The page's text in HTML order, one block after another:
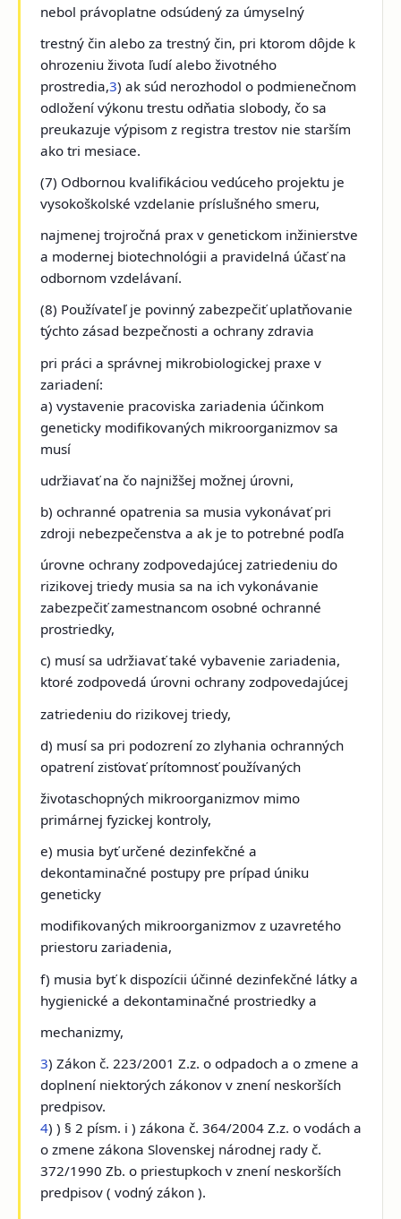
nebol právoplatne odsúdený za úmyselný
trestný čin alebo za trestný čin, pri ktorom dôjde k
ohrozeniu života ľudí alebo životného
prostredia,3) ak súd nerozhodol o podmienečnom
odložení výkonu trestu odňatia slobody, čo sa
preukazuje výpisom z registra trestov nie starším
ako tri mesiace.
(7) Odbornou kvalifikáciou vedúceho projektu je
vysokoškolské vzdelanie príslušného smeru,
najmenej trojročná prax v genetickom inžinierstve
a modernej biotechnológii a pravidelná účasť na
odbornom vzdelávaní.
(8) Používateľ je povinný zabezpečiť uplatňovanie
týchto zásad bezpečnosti a ochrany zdravia
pri práci a správnej mikrobiologickej praxe v
zariadení:
a) vystavenie pracoviska zariadenia účinkom
geneticky modifikovaných mikroorganizmov sa
musí
udržiavať na čo najnižšej možnej úrovni,
b) ochranné opatrenia sa musia vykonávať pri
zdroji nebezpečenstva a ak je to potrebné podľa
úrovne ochrany zodpovedajúcej zatriedeniu do
rizikovej triedy musia sa na ich vykonávanie
zabezpečiť zamestnancom osobné ochranné
prostriedky,
c) musí sa udržiavať také vybavenie zariadenia,
ktoré zodpovedá úrovni ochrany zodpovedajúcej
zatriedeniu do rizikovej triedy,
d) musí sa pri podozrení zo zlyhania ochranných
opatrení zisťovať prítomnosť používaných
životaschopných mikroorganizmov mimo
primárnej fyzickej kontroly,
e) musia byť určené dezinfekčné a
dekontaminačné postupy pre prípad úniku
geneticky
modifikovaných mikroorganizmov z uzavretého
priestoru zariadenia,
f) musia byť k dispozícii účinné dezinfekčné látky a
hygienické a dekontaminačné prostriedky a
mechanizmy,
3) Zákon č. 223/2001 Z.z. o odpadoch a o zmene a
doplnení niektorých zákonov v znení neskorších
predpisov.
4) ) § 2 písm. i ) zákona č. 364/2004 Z.z. o vodách a
o zmene zákona Slovenskej národnej rady č.
372/1990 Zb. o priestupkoch v znení neskorších
predpisov ( vodný zákon ).